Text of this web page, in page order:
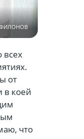
всех
от
в коей
что